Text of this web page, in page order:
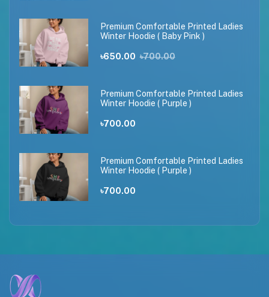
Premium Comfortable Printed Ladies
Winter Hoodie ( Baby Pink )
৳650.00 ৳700.00
Premium Comfortable Printed Ladies
Winter Hoodie ( Purple )
৳700.00
Premium Comfortable Printed Ladies
Winter Hoodie ( Purple )
৳700.00